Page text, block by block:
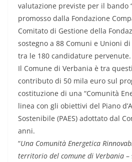
valutazione previste per il bando
promosso dalla Fondazione
Comitato di Gestione della
sostegno a 88 Comuni e Unioni
tra le 180 candidature pervenute.
Il Comune di Verbania è tra
contributo di 50 mila euro sul
costituzione di una “Comunità
linea con gli obiettivi del Piano
Sostenibile (PAES) adottato dal
anni.
“Una Comunità Energetica
territorio del comune di Verbania –